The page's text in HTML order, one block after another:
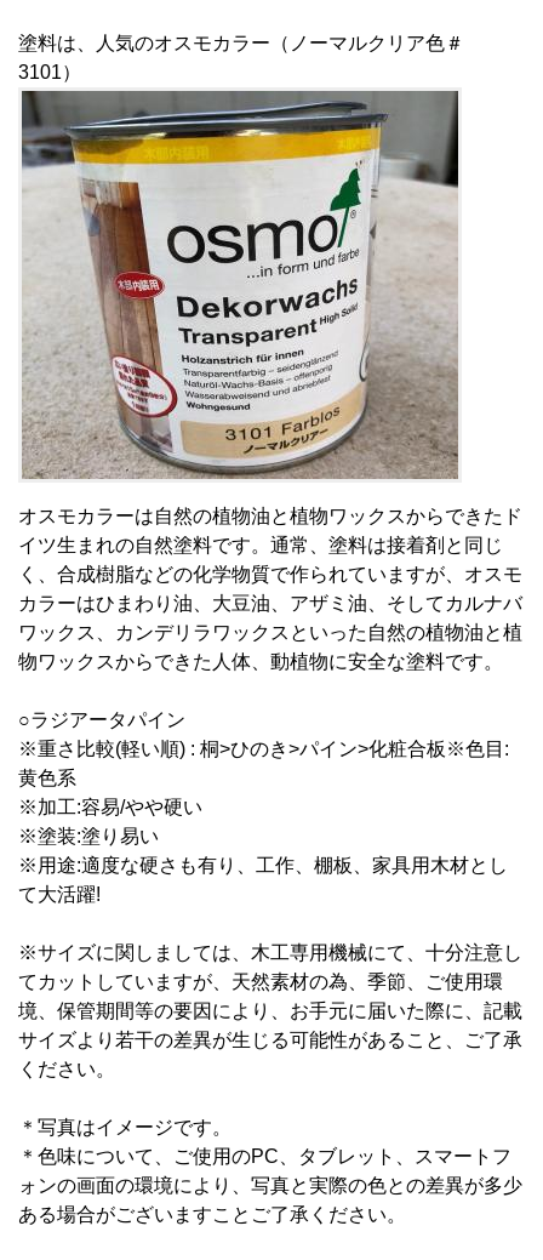
塗料は、人気のオスモカラー（ノーマルクリア色＃
3101）
オスモカラーは自然の植物油と植物ワックスからできたド
イツ生まれの自然塗料です。通常、塗料は接着剤と同じ
く、合成樹脂などの化学物質で作られていますが、オスモ
カラーはひまわり油、大豆油、アザミ油、そしてカルナバ
ワックス、カンデリラワックスといった自然の植物油と植
物ワックスからできた人体、動植物に安全な塗料です。
○ラジアータパイン
※重さ比較(軽い順) : 桐>ひのき>パイン>化粧合板※色目:
黄色系
※加工:容易/やや硬い
※塗装:塗り易い
※用途:適度な硬さも有り、工作、棚板、家具用木材とし
て大活躍!
※サイズに関しましては、木工専用機械にて、十分注意し
てカットしていますが、天然素材の為、季節、ご使用環
境、保管期間等の要因により、お手元に届いた際に、記載
サイズより若干の差異が生じる可能性があること、ご了承
ください。
＊写真はイメージです。
＊ 色味について、ご使用のPC、タブレット、スマートフ
ォンの画面の環境により、写真と実際の色との差異が多少
ある場合がございますことご了承ください。